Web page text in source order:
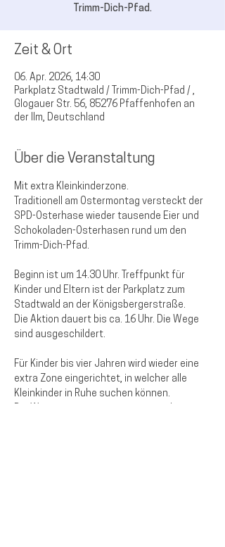
Trimm-Dich-Pfad.
Zeit & Ort
06. Apr. 2026, 14:30
Parkplatz Stadtwald / Trimm-Dich-Pfad / ,
Glogauer Str. 56, 85276 Pfaffenhofen an
der Ilm, Deutschland
Über die Veranstaltung
Mit extra Kleinkinderzone.
Traditionell am Ostermontag versteckt der
SPD-Osterhase wieder tausende Eier und
Schokoladen-Osterhasen rund um den
Trimm-Dich-Pfad.
Beginn ist um 14.30 Uhr. Treffpunkt für
Kinder und Eltern ist der Parkplatz zum
Stadtwald an der Königsbergerstraße.
Die Aktion dauert bis ca. 16 Uhr. Die Wege
sind ausgeschildert.
Für Kinder bis vier Jahren wird wieder eine
extra Zone eingerichtet, in welcher alle
Kleinkinder in Ruhe suchen können.